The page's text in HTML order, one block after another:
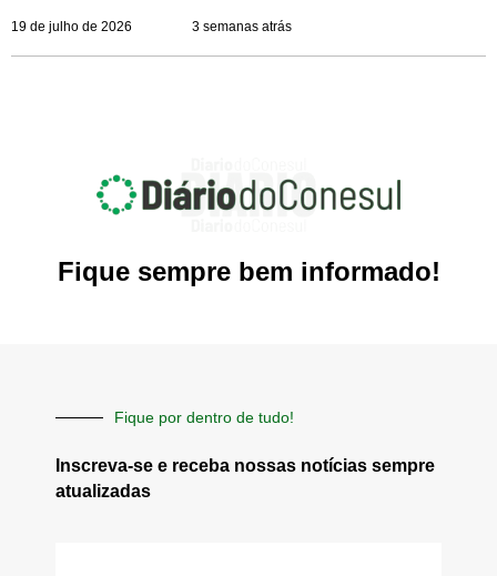
19 de julho de 2026 3 semanas atrás
Fique sempre bem informado!
Fique por dentro de tudo!
Inscreva-se e receba nossas notícias sempre
atualizadas